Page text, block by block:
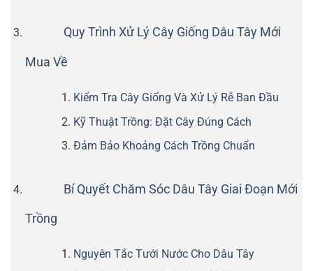
Quy Trình Xử Lý Cây Giống Dâu Tây Mới
Mua Về
Kiểm Tra Cây Giống Và Xử Lý Rễ Ban Đầu
Kỹ Thuật Trồng: Đặt Cây Đúng Cách
Đảm Bảo Khoảng Cách Trồng Chuẩn
Bí Quyết Chăm Sóc Dâu Tây Giai Đoạn Mới
Trồng
Nguyên Tắc Tưới Nước Cho Dâu Tây